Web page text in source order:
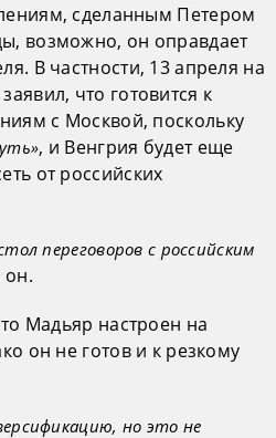
сделанным Петером
возможно, он оправдает
В частности, 13 апреля на
что готовится к
с Москвой, поскольку
, и Венгрия будет еще
от российских
переговоров с российским
он.
Мадьяр настроен на
он не готов и к резкому
но это не